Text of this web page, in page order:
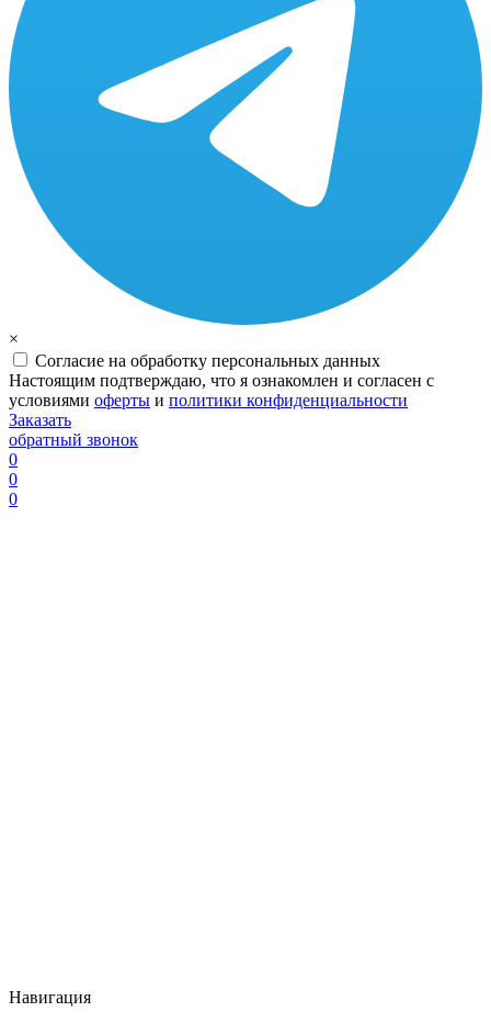
×
Согласие на обработку персональных данных
Настоящим подтверждаю, что я ознакомлен и согласен с
условиями оферты и политики конфиденциальности
Заказать
обратный звонок
0
0
0
Навигация